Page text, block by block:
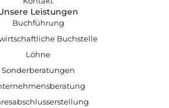
Leistungen
Buchführung
Buchstelle
Löhne
Sonderberatungen